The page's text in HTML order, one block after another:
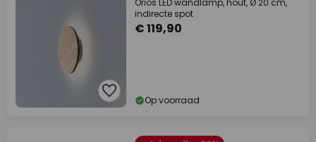
Orios LED wandlamp, hout, Ø 20 cm,
indirecte spot
€ 119,90
Op voorraad